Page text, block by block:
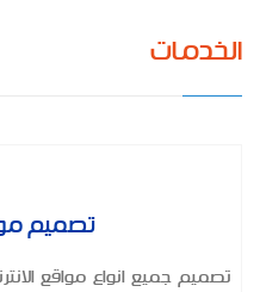
الخدمات
تصميم
تصميم جميع انواع مواقع